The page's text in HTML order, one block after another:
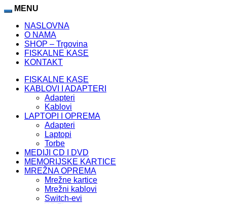
Padişahbet
MENU
NASLOVNA
O NAMA
SHOP – Trgovina
FISKALNE KASE
KONTAKT
FISKALNE KASE
KABLOVI I ADAPTERI
Adapteri
Kablovi
LAPTOPI I OPREMA
Adapteri
Laptopi
Torbe
MEDIJI CD I DVD
MEMORIJSKE KARTICE
MREŽNA OPREMA
Mrežne kartice
Mrežni kablovi
Switch-evi